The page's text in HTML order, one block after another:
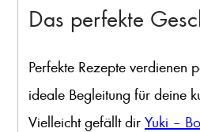
Das perfekte
Perfekte Rezepte verdienen
ideale Begleitung für deine
Vielleicht gefällt dir Yuki –